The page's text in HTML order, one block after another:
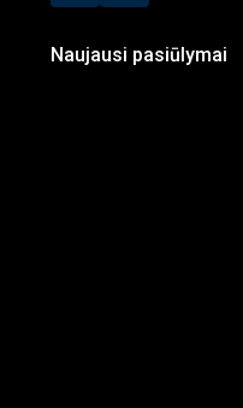
Naujausi pasiūlymai